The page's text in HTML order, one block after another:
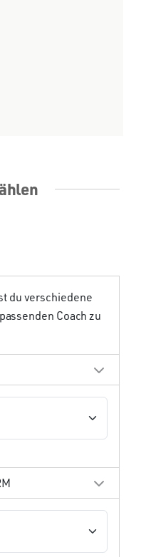
du verschiedene
Coach zu